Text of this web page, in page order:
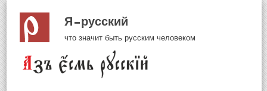
Я русский
что значит быть русским человеком